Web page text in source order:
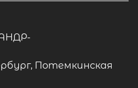
Потемкинская